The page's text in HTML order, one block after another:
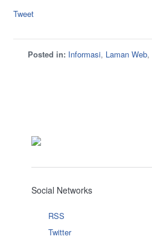
Tweet
Posted in: Informasi, Laman Web,
Social Networks
RSS
Twitter